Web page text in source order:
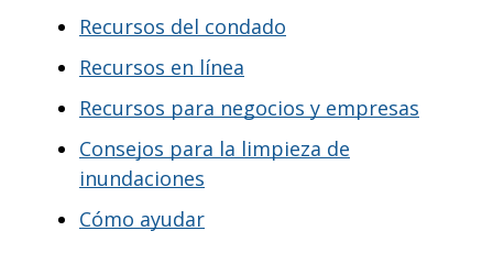
Recursos del condado
Recursos en línea
Recursos para negocios y empresas
Consejos para la limpieza de
inundaciones
Cómo ayudar